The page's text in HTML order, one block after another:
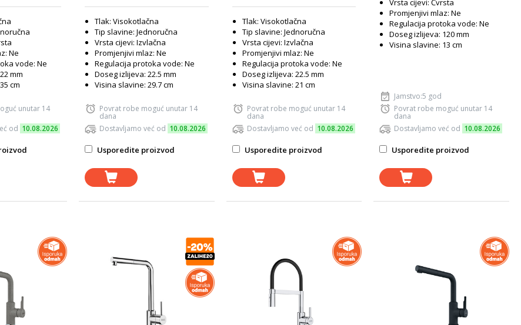
Ne
vode: Ne
mm
cm
unutar 14
od 10.08.2026
Tlak: Visokotlačna
Tip slavine: Jednoručna
Vrsta cijevi: Izvlačna
Promjenjivi mlaz: Ne
Regulacija protoka vode: Ne
Doseg izlijeva: 22.5 mm
Visina slavine: 29.7 cm
Povrat robe moguć unutar 14
dana
Dostavljamo već od 10.08.2026
Usporedite proizvod
Tlak: Visokotlačna
Tip slavine: Jednoručna
Vrsta cijevi: Izvlačna
Promjenjivi mlaz: Ne
Regulacija protoka vode: Ne
Doseg izlijeva: 22.5 mm
Visina slavine: 21 cm
Povrat robe moguć unutar 14
dana
Dostavljamo već od 10.08.2026
Usporedite proizvod
Vrsta cijevi: Čvrsta
Promjenjivi mlaz: Ne
Regulacija protoka vode: Ne
Doseg izlijeva: 120 mm
Visina slavine: 13 cm
Jamstvo:5 god
Povrat robe moguć unutar 14
dana
Dostavljamo već od 10.08.2026
Usporedite proizvod